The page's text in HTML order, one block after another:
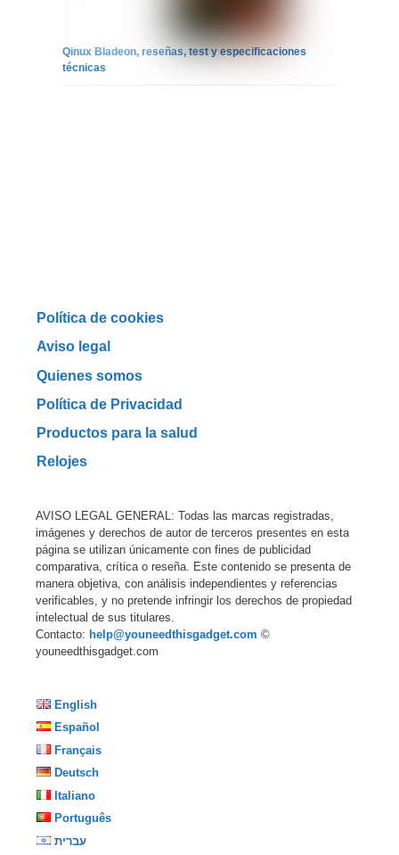
Qinux Bladeon, reseñas, test y especificaciones
técnicas
Política de cookies
Aviso legal
Quienes somos
Política de Privacidad
Productos para la salud
Relojes
AVISO LEGAL GENERAL: Todas las marcas registradas,
imágenes y derechos de autor de terceros presentes en esta
página se utilizan únicamente con fines de publicidad
comparativa, crítica o reseña. Este contenido se presenta de
manera objetiva, con análisis independientes y referencias
verificables, y no pretende infringir los derechos de propiedad
intelectual de sus titulares.
Contacto: help@youneedthisgadget.com ©
youneedthisgadget.com
English
Español
Français
Deutsch
Italiano
Português
עברית